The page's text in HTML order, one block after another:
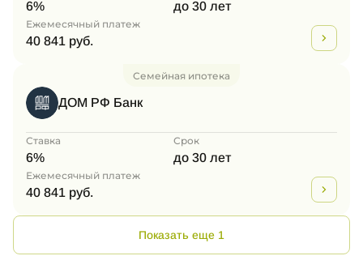
6% до 30 лет
Ежемесячный платеж
40 841 руб.
Семейная ипотека
ДОМ РФ Банк
Ставка
6%
Срок
до 30 лет
Ежемесячный платеж
40 841 руб.
Показать еще 1